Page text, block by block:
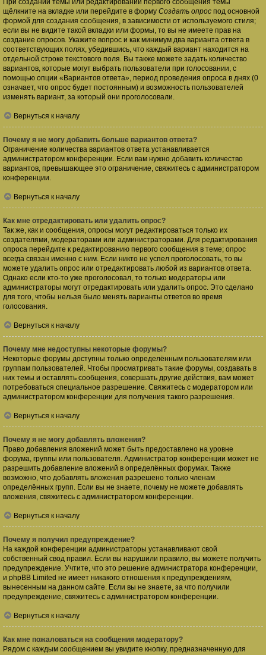
При создании темы или редактировании первого сообщения темы
щёлкните на вкладке или перейдите в форму Создать опрос под основной
формой для создания сообщения, в зависимости от используемого стиля;
если вы не видите такой вкладки или формы, то вы не имеете прав на
создание опросов. Укажите вопрос и как минимум два варианта ответа в
соответствующих полях, убедившись, что каждый вариант находится на
отдельной строке текстового поля. Вы также можете задать количество
вариантов, которые могут выбрать пользователи при голосовании, с
помощью опции «Вариантов ответа», период проведения опроса в днях (0
означает, что опрос будет постоянным) и возможность пользователей
изменять вариант, за который они проголосовали.
Вернуться к началу
Почему я не могу добавить больше вариантов ответа?
Ограничение количества вариантов ответа устанавливается
администратором конференции. Если вам нужно добавить количество
вариантов, превышающее это ограничение, свяжитесь с администратором
конференции.
Вернуться к началу
Как мне отредактировать или удалить опрос?
Так же, как и сообщения, опросы могут редактироваться только их
создателями, модераторами или администраторами. Для редактирования
опроса перейдите к редактированию первого сообщения в теме; опрос
всегда связан именно с ним. Если никто не успел проголосовать, то вы
можете удалить опрос или отредактировать любой из вариантов ответа.
Однако если кто-то уже проголосовал, то только модераторы или
администраторы могут отредактировать или удалить опрос. Это сделано
для того, чтобы нельзя было менять варианты ответов во время
голосования.
Вернуться к началу
Почему мне недоступны некоторые форумы?
Некоторые форумы доступны только определённым пользователям или
группам пользователей. Чтобы просматривать такие форумы, создавать в
них темы и оставлять сообщения, совершать другие действия, вам может
потребоваться специальное разрешение. Свяжитесь с модератором или
администратором конференции для получения такого разрешения.
Вернуться к началу
Почему я не могу добавлять вложения?
Право добавления вложений может быть предоставлено на уровне
форума, группы или пользователя. Администратор конференции может не
разрешить добавление вложений в определённых форумах. Также
возможно, что добавлять вложения разрешено только членам
определённых групп. Если вы не знаете, почему не можете добавлять
вложения, свяжитесь с администратором конференции.
Вернуться к началу
Почему я получил предупреждение?
На каждой конференции администраторы устанавливают свой
собственный свод правил. Если вы нарушили правило, вы можете получить
предупреждение. Учтите, что это решение администратора конференции,
и phpBB Limited не имеет никакого отношения к предупреждениям,
вынесенным на данном сайте. Если вы не знаете, за что получили
предупреждение, свяжитесь с администратором конференции.
Вернуться к началу
Как мне пожаловаться на сообщения модератору?
Рядом с каждым сообщением вы увидите кнопку, предназначенную для